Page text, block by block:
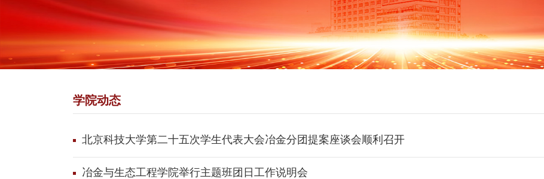
学院动态
北京科技大学第二十五次学生代表大会冶金分团提案座谈会顺利召开
冶金与生态工程学院举行主题班团日工作说明会